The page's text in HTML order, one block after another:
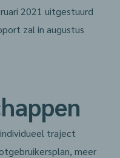
2021 uitgestuurd
zal in augustus
traject
meer